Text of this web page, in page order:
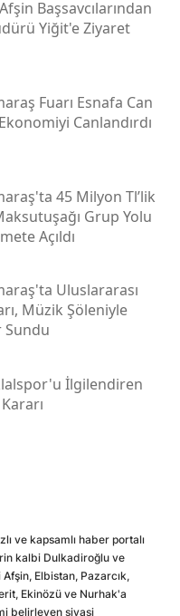
Başsavcılarından
Yiğit'e Ziyaret
Fuarı Esnafa Can
Canlandırdı
45 Milyon Tl’lik
Grup Yolu
Açıldı
Uluslararası
Müzik Şöleniyle
Sundu
İlgilendiren
ve kapsamlı haber portalı
kalbi Dulkadiroğlu ve
Elbistan, Pazarcık,
Ekinözü ve Nurhak'a
belirleyen siyasi